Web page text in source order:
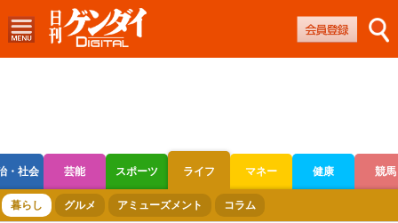
・社会 芸能 スポーツ ライフ マネー 健康 競馬
ボートレース 競輪 オートレース
暮らし グルメ アミューズメント コラム